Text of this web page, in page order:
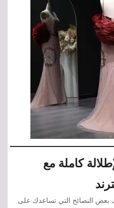
كاملة مع
بعض النصائح التي تساعدك على